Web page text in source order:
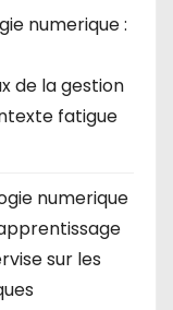
numerique :
de la gestion
fatigue
numerique
sur les